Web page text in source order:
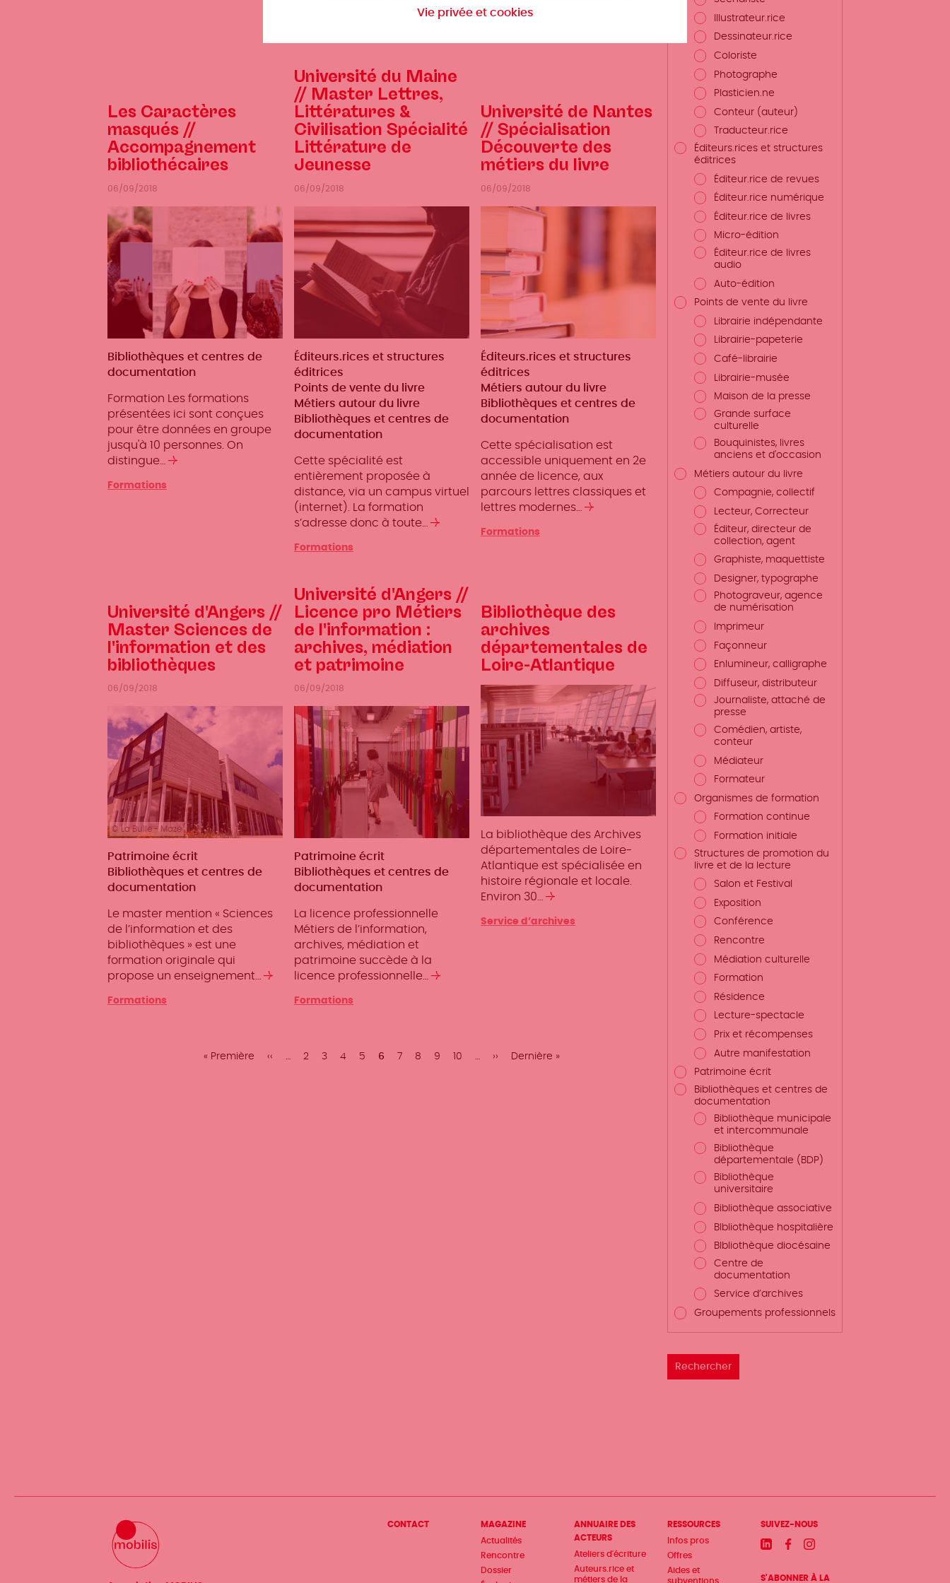
Illustrateur.rice
Dessinateur.rice
Coloriste
Photographe
Plasticien.ne
Conteur (auteur)
Traducteur.rice
Éditeurs.rices et structures
éditrices
Éditeur.rice de revues
Éditeur.rice numérique
Éditeur.rice de livres
Micro-édition
Éditeur.rice de livres
audio
Auto-édition
Points de vente du livre
Librairie indépendante
Librairie-papeterie
Café-librairie
Librairie-musée
Maison de la presse
Grande surface
culturelle
Bouquinistes, livres
anciens et d'occasion
Métiers autour du livre
Compagnie, collectif
Lecteur, Correcteur
Éditeur, directeur de
collection, agent
Graphiste, maquettiste
Designer, typographe
Photograveur, agence
de numérisation
Imprimeur
Façonneur
Enlumineur, calligraphe
Diffuseur, distributeur
Journaliste, attaché de
presse
Comédien, artiste,
conteur
Médiateur
Formateur
Organismes de formation
Formation continue
Formation initiale
Structures de promotion du
livre et de la lecture
Salon et Festival
Exposition
Conférence
Rencontre
Médiation culturelle
Formation
Résidence
Lecture-spectacle
Prix et récompenses
Autre manifestation
Patrimoine écrit
Bibliothèques et centres de
documentation
Bibliothèque municipale
et intercommunale
Bibliothèque
départementale (BDP)
Bibliothèque
universitaire
Bibliothèque associative
BIbliothèque hospitalière
BIbliothèque diocésaine
Centre de
documentation
Service d’archives
Groupements professionnels
Les Caractères
masqués //
Accompagnement
bibliothécaires
06/09/2018
Métiers
Bibliothèques et centres de
documentation
Formation Les formations
présentées ici sont conçues
pour être données en groupe
jusqu'à 10 personnes. On
distingue…
Formations
Université du Maine
// Master Lettres,
Littératures &
Civilisation Spécialité
Littérature de
Jeunesse
06/09/2018
Métiers
Éditeurs.rices et structures
éditrices
Points de vente du livre
Métiers autour du livre
Bibliothèques et centres de
documentation
Cette spécialité est
entièrement proposée à
distance, via un campus virtuel
(internet). La formation
s’adresse donc à toute…
Formations
Université de Nantes
// Spécialisation
Découverte des
métiers du livre
06/09/2018
Métiers
Éditeurs.rices et structures
éditrices
Métiers autour du livre
Bibliothèques et centres de
documentation
Cette spécialisation est
accessible uniquement en 2e
année de licence, aux
parcours lettres classiques et
lettres modernes…
Formations
Université d'Angers //
Master Sciences de
l'information et des
bibliothèques
06/09/2018
© La Bulle - Mazé
Métiers
Patrimoine écrit
Bibliothèques et centres de
documentation
Le master mention « Sciences
de l’information et des
bibliothèques » est une
formation originale qui
propose un enseignement…
suite
Formations
Université d'Angers //
Licence pro Métiers
de l'information :
archives, médiation
et patrimoine
06/09/2018
Métiers
Patrimoine écrit
Bibliothèques et centres de
documentation
La licence professionnelle
Métiers de l’information,
archives, médiation et
patrimoine succède à la
licence professionnelle…
Formations
Bibliothèque des
archives
départementales de
Loire-Atlantique
La bibliothèque des Archives
départementales de Loire-
Atlantique est spécialisée en
histoire régionale et locale.
Environ 30…
suite
Catégories
Service d’archives
Première
« Première
Page
‹‹ … Page
2 Page
3 Page
4 Page
5
Page
6 Page
7 Page
8 Page
9 Page
10 …
Page
››
Dernière
Dernière »
Menu
CONTACT
MAGAZINE
Actualités
Rencontre
Dossier
ANNUAIRE DES
ACTEURS
Ateliers d'écriture
Auteurs.rice et
métiers de la
RESSOURCES
Infos pros
Offres
Aides et
subventions
SUIVEZ-NOUS
LinkedinFacebookInstagram
S'ABONNER À LA
Vie privée et cookies